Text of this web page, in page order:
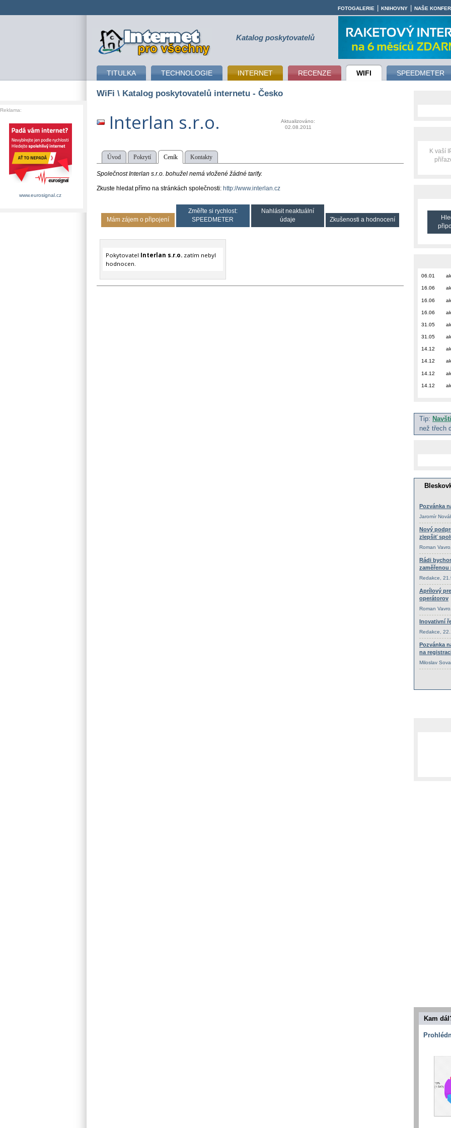
připojení k internetu Katalog poskytovatelů
TITULKA TECHNOLOGIE INTERNET RECENZE WIFI SPEEDMETER
FOTOGALERIE KNIHOVNY NAŠE
WiFi \ Katalog poskytovatelů internetu - Česko
Interlan s.r.o.
Aktualizováno:
02.08.2011
Úvod Pokrytí Ceník Kontakty
Společnost Interlan s.r.o. bohužel nemá vložené žádné tarify.
Zkuste hledat přímo na stránkách společnosti: http://www.interlan.cz
Mám zájem o připojení
Změřte si rychlost:
SPEEDMETER
Nahlásit neaktuální
údaje
Zkušenosti a hodnocení
Pokytovatel Interlan s.r.o.zatím nebyl
hodnocen.
K vaší
06.01
16.06
16.06
16.06
31.05
31.05
14.12
14.12
14.12
14.12
Tip:
než třech
Kam
Reklama:
www.eurosignal.cz